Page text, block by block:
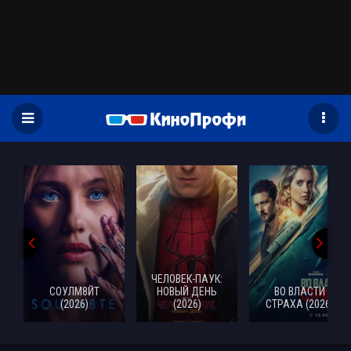
СОУЛМ8ЙТ
(2026)
ЧЕЛОВЕК-ПАУК:
НОВЫЙ ДЕНЬ
(2026)
ВО ВЛАСТИ
СТРАХА (2026)